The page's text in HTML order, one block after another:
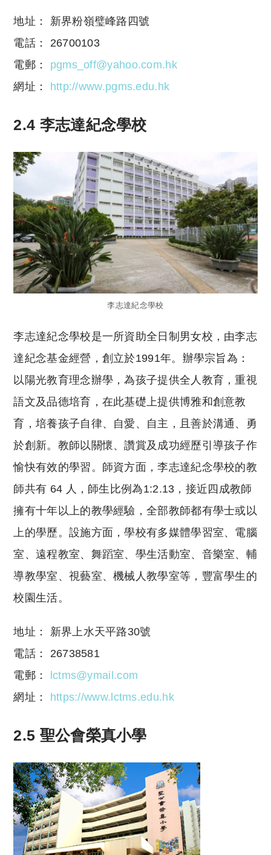
地址： 新界粉嶺璧峰路四號
電話： 26700103
電郵： pgms_off@yahoo.com.hk
網址：
http://www.pgms.edu.hk
2.4 李志達紀念學校
李志達紀念學校
李志達紀念學校是一所資助全日制男女校，由李志
達紀念基金經營，創立於1991年。辦學宗旨為：
以陽光教育理念辦學，為孩子提供全人教育，重視
語文及品德培育，在此基礎上提供博雅和創意教
育，培養孩子自律、自愛、自主，且善於溝通、勇
於創新。教師以關懷、讚賞及成功經歷引導孩子作
愉快有效的學習。師資方面，李志達紀念學校的教
師共有 64 人，師生比例為1:2.13，接近四成教師
擁有十年以上的教學經驗，全部教師都有學士或以
上的學歷。設施方面，學校有多媒體學習室、電腦
室、遠程教室、舞蹈室、學生活動室、音樂室、輔
導教學室、視藝室、機械人教學室等，豐富學生的
校園生活。
地址： 新界上水天平路30號
電話： 26738581
電郵： lctms@ymail.com
網址： https://www.lctms.edu.hk
2.5 聖公會榮真小學